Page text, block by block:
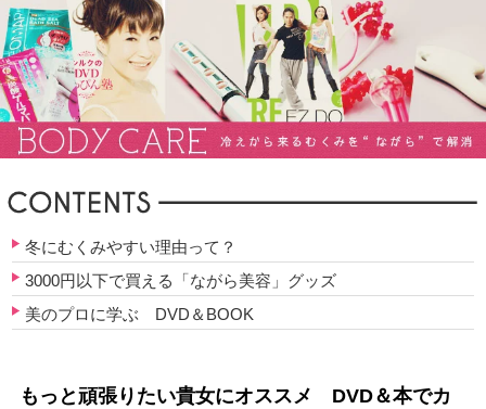
冬にむくみやすい理由って？
3000円以下で買える「ながら美容」グッズ
美のプロに学ぶ DVD＆BOOK
もっと頑張りたい貴女にオススメ DVD＆本でカ